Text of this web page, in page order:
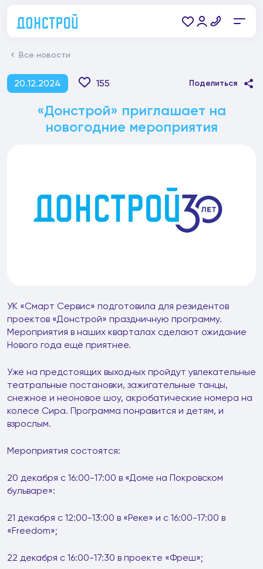
Все новости
20.12.2024 155 Поделиться
«Донстрой» приглашает на
новогодние мероприятия
УК «Смарт Сервис» подготовила для резидентов
проектов «Донстрой» праздничную программу.
Мероприятия в наших кварталах сделают ожидание
Нового года ещё приятнее.
Уже на предстоящих выходных пройдут увлекательные
театральные постановки, зажигательные танцы,
снежное и неоновое шоу, акробатические номера на
колесе Сира. Программа понравится и детям, и
взрослым.
Мероприятия состоятся:
20 декабря с 16:00-17:00 в «Доме на Покровском
бульваре»:
21 декабря с 12:00-13:00 в «Реке» и с 16:00-17:00 в
«Freedom»;
22 декабря с 16:00-17:30 в проекте «Фреш»;